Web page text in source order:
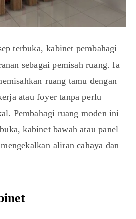
terbuka, kabinet pembahagi
sebagai pemisah ruang. Ia
ruang tamu dengan
atau foyer tanpa perlu
Pembahagi ruang moden ini
kabinet bawah atau panel
aliran cahaya dan